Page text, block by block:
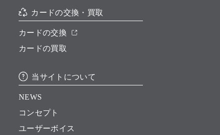
カードの交換・買取
カードの交換
カードの買取
当サイトについて
NEWS
コンセプト
ユーザーボイス